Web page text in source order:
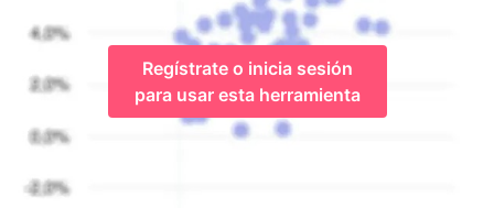
Regístrate o inicia sesión
para usar esta herramienta